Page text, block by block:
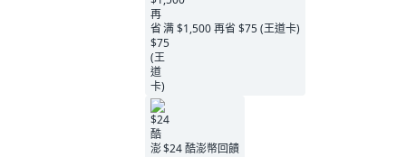
满 $1,500 再省 $75 (王道卡)
$24 酷澎幣回饋